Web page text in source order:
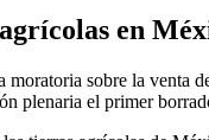
en
sobre la venta
plenaria el primer